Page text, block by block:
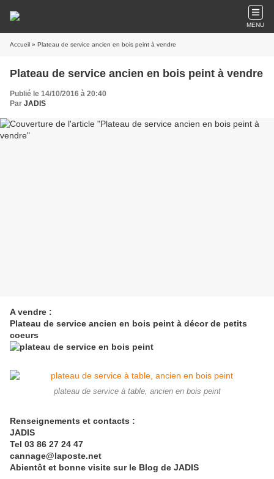
MENU
Accueil » Plateau de service ancien en bois peint à vendre
Plateau de service ancien en bois peint à vendre
Publié le 14/10/2016 à 20:40
Par JADIS
A vendre :
Plateau de service ancien en bois peint à décor de petits
coeurs
plateau de service à table, ancien en bois peint
Renseignements et contacts :
JADIS
Tel 03 86 27 24 47
cannage@laposte.net
Abientôt et bonne visite sur le Blog de JADIS